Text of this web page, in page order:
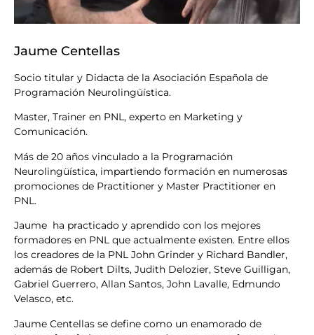
Jaume Centellas
Socio titular y Didacta de la Asociación Española de
Programación Neurolingüística.
Master, Trainer en PNL, experto en Marketing y
Comunicación.
Más de 20 años vinculado a la Programación
Neurolingüística, impartiendo formación en numerosas
promociones de Practitioner y Master Practitioner en
PNL.
Jaume ha practicado y aprendido con los mejores
formadores en PNL que actualmente existen. Entre ellos
los creadores de la PNL John Grinder y Richard Bandler,
además de Robert Dilts, Judith Delozier, Steve Guilligan,
Gabriel Guerrero, Allan Santos, John Lavalle, Edmundo
Velasco, etc.
Jaume Centellas se define como un enamorado de